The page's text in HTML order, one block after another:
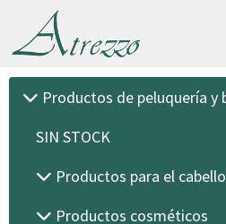
Productos de peluquería y
SIN STOCK
Productos para el cabello
Productos cosméticos